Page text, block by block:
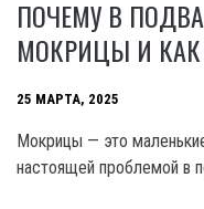
ПОЧЕМУ В
МОКРИЦЫ И КАК
25 МАРТА, 2025
Мокрицы — это
настоящей проблемой в